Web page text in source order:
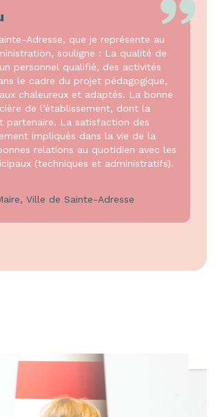
Adresse, que je représente au
souligne : La qualité de
personnel qualifié, des activités
le cadre du projet pédagogique,
chaleureux et adaptés. La bonne
de l’établissement, dont la
partenaire. La satisfaction des
impliqués dans la vie de la
relations au quotidien avec les
(techniques et administratifs).
Ville de Sainte-Adresse